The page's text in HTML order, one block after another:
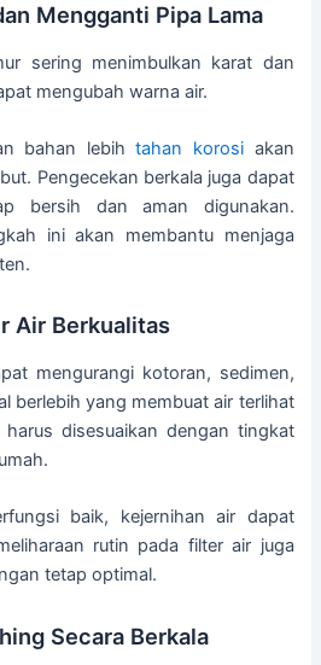
Mengganti Pipa Lama
sering menimbulkan karat dan
mengubah warna air.
bahan lebihtahan korosiakan
Pengecekan berkala juga dapat
bersih dan aman digunakan.
ini akan membantu menjaga
Air Berkualitas
mengurangi kotoran, sedimen,
berlebih yang membuat air terlihat
disesuaikan dengan tingkat
baik, kejernihan air dapat
rutin pada filter air juga
tetap optimal.
Secara Berkala